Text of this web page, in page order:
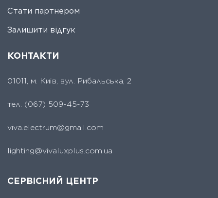
Стати партнером
Залишити відгук
КОНТАКТИ
01011, м. Київ, вул. Рибальська, 2
тел. (067) 509-45-73
viva.electrum@gmail.com
lighting@vivaluxplus.com.ua
СЕРВІСНИЙ ЦЕНТР